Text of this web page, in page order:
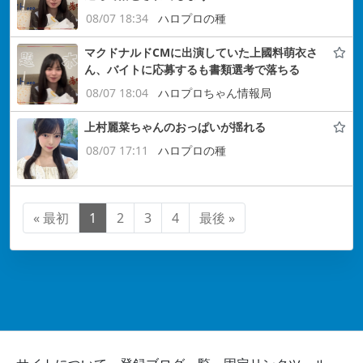
08/07 18:34
ハロプロの種
マクドナルドCMに出演していた上國料萌衣さ
ん、バイトに応募するも書類選考で落ちる
08/07 18:04
ハロプロちゃん情報局
上村麗菜ちゃんのおっぱいが揺れる
08/07 17:11
ハロプロの種
« 最初 1 2 3 4 最後 »